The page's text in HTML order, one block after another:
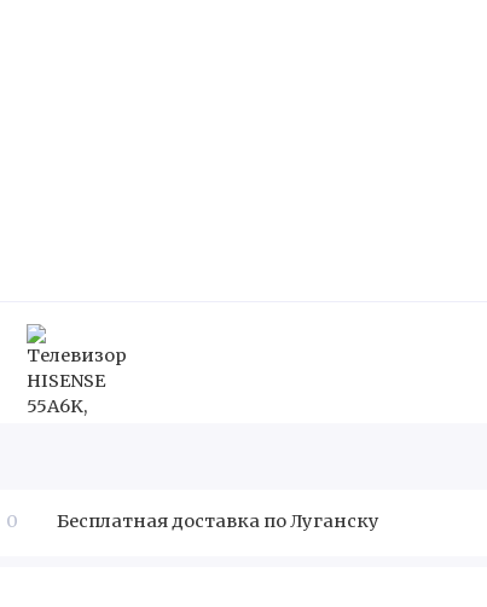
0 Бесплатная доставка по Луганску